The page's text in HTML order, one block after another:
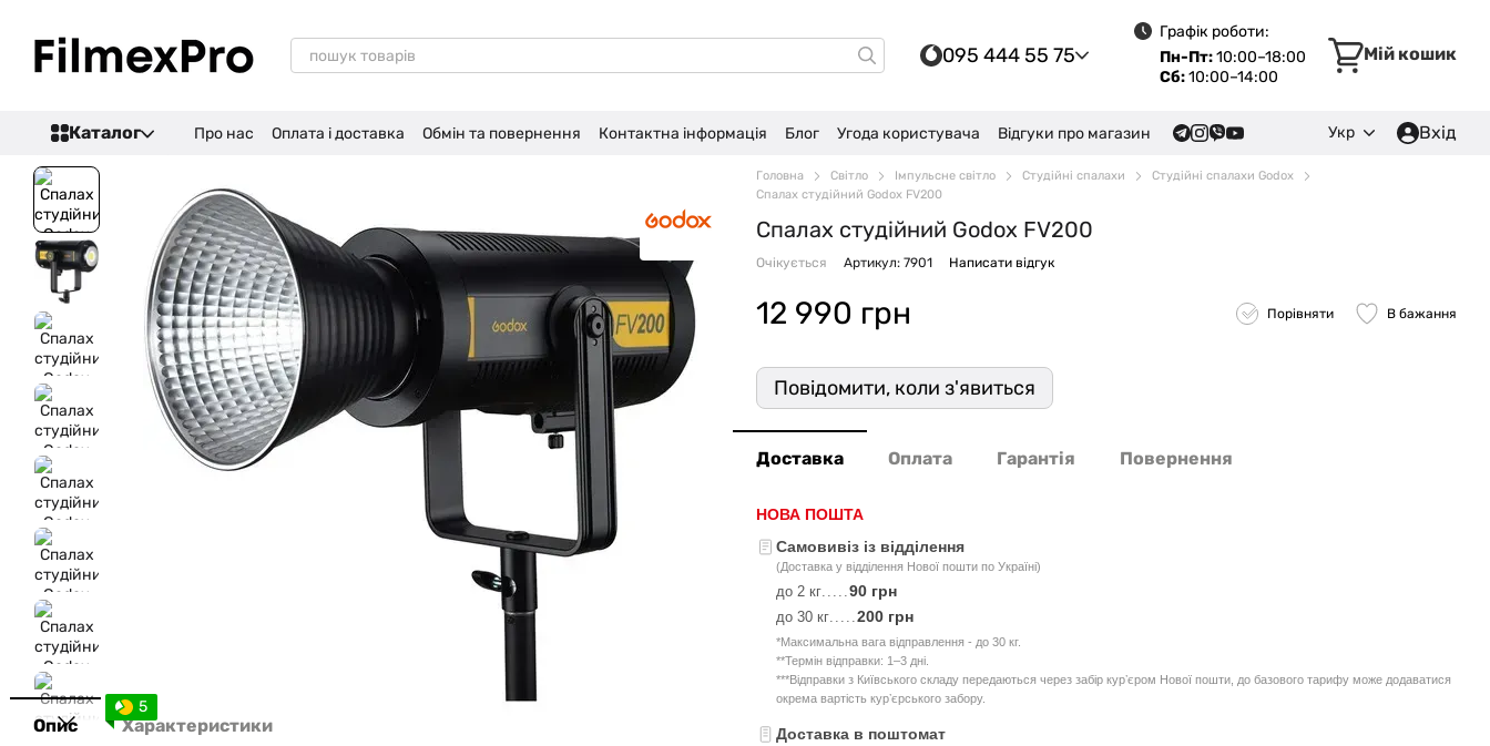
095 444 55 75
Графік роботи:
Пн-Пт:10:00–18:00
Сб:10:00–14:00
Мій кошик
Каталог Про нас Оплата і доставка Обмін та повернення Контактна інформація Блог Угода користувача Відгуки про магазин Укр Вхід
5
Опис Характеристики
Головна Світло Імпульсне світло Студійні спалахи
Студійні спалахи Godox
Спалах студійний Godox FV200
Спалах студійний Godox FV200
Очікується Артикул: 7901 Написати відгук
12 990 грн Порівняти В бажання
Повідомити, коли з'явиться
Доставка Оплата Гарантія Повернення
НОВА ПОШТА
Самовивіз із відділення
(Доставка у відділення Нової пошти по Україні)
до 2 кг.....90 грн
до 30 кг.....200 грн
*Максимальна вага відправлення - до 30 кг.
**Термін відправки: 1–3 дні.
***Відправки з Київського складу передаються через забір курʼєром Нової пошти, до базового тарифу може додаватися
окрема вартість курʼєрського забору.
Доставка в поштомат